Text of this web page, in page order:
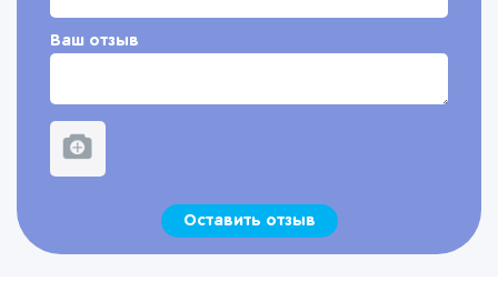
Ваш отзыв
Оставить отзыв